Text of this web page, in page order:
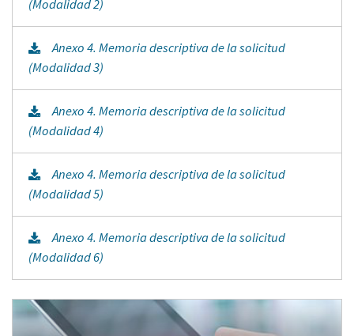
(Modalidad 2)
Anexo 4. Memoria descriptiva de la solicitud
(Modalidad 3)
Anexo 4. Memoria descriptiva de la solicitud
(Modalidad 4)
Anexo 4. Memoria descriptiva de la solicitud
(Modalidad 5)
Anexo 4. Memoria descriptiva de la solicitud
(Modalidad 6)